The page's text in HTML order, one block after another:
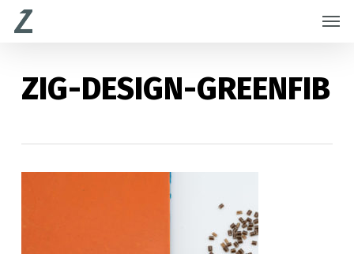
Skip
contentZIG-DESIGN-GREENFIB